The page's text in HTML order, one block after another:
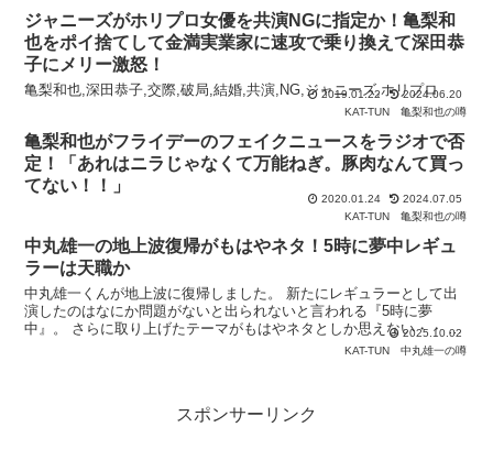
ジャニーズがホリプロ女優を共演NGに指定か！亀梨和
也をポイ捨てして金満実業家に速攻で乗り換えて深田恭
子にメリー激怒！
亀梨和也,深田恭子,交際,破局,結婚,共演,NG,ジャニーズ,ホリプロ
2019.01.22
2024.06.20
KAT-TUN
亀梨和也の噂
亀梨和也がフライデーのフェイクニュースをラジオで否
定！「あれはニラじゃなくて万能ねぎ。豚肉なんて買っ
てない！！」
2020.01.24
2024.07.05
KAT-TUN
亀梨和也の噂
中丸雄一の地上波復帰がもはやネタ！5時に夢中レギュ
ラーは天職か
中丸雄一くんが地上波に復帰しました。 新たにレギュラーとして出
演したのはなにか問題がないと出られないと言われる『5時に夢
中』。 さらに取り上げたテーマがもはやネタとしか思えない・・ 中
丸雄一が地上波から消えたワケ 中丸雄一くんが無期限謹慎と
2025.10.02
KAT-TUN
中丸雄一の噂
スポンサーリンク